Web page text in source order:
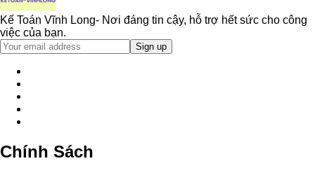
Kế Toán Vĩnh Long- Nơi đáng tin cậy, hỗ trợ hết sức cho công
việc của bạn.
Chính Sách